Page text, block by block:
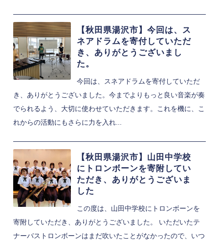
【秋田県湯沢市】今回は、ス
ネアドラムを寄付していただ
き、ありがとうございまし
た。
今回は、スネアドラムを寄付していただ
き、ありがとうございました。今までよりもっと良い音楽が奏
でられるよう、大切に使わせていただきます。これを機に、こ
れからの活動にもさらに力を入れ...
【秋田県湯沢市】山田中学校
にトロンボーンを寄附してい
ただき、ありがとうございま
した
この度は、山田中学校にトロンボーンを
寄附していただき、ありがとうございました。 いただいたテ
ナーバストロンボーンはまだ吹いたことがなかったので、いつ